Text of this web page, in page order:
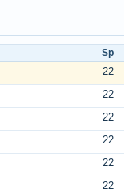
Sp
22
22
22
22
22
22